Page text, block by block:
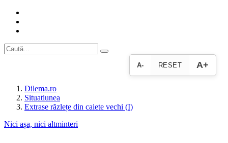
A- RESET A+
Dilema.ro
Situatiunea
Extrase răzlețe din caiete vechi (I)
Nici așa, nici altminteri